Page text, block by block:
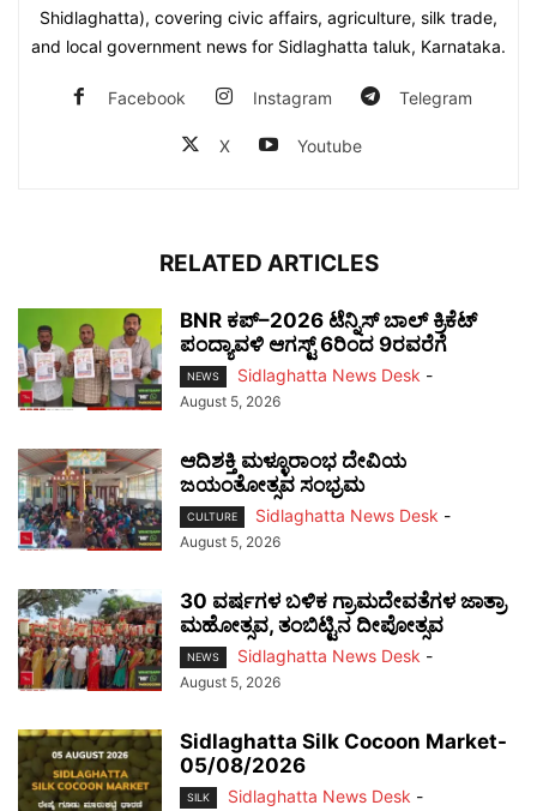
Shidlaghatta), covering civic affairs, agriculture, silk trade,
and local government news for Sidlaghatta taluk, Karnataka.
Facebook Instagram Telegram
X Youtube
RELATED ARTICLES
BNR ಕಪ್–2026 ಟೆನ್ನಿಸ್ ಬಾಲ್ ಕ್ರಿಕೆಟ್
ಪಂದ್ಯಾವಳಿ ಆಗಸ್ಟ್ 6ರಿಂದ 9ರವರೆಗೆ
NEWS Sidlaghatta News Desk -
August 5, 2026
ಆದಿಶಕ್ತಿ ಮಳ್ಳೂರಾಂಭ ದೇವಿಯ
ಜಯಂತೋತ್ಸವ ಸಂಭ್ರಮ
CULTURE Sidlaghatta News Desk -
August 5, 2026
30 ವರ್ಷಗಳ ಬಳಿಕ ಗ್ರಾಮದೇವತೆಗಳ ಜಾತ್ರಾ
ಮಹೋತ್ಸವ, ತಂಬಿಟ್ಟಿನ ದೀಪೋತ್ಸವ
NEWS Sidlaghatta News Desk -
August 5, 2026
Sidlaghatta Silk Cocoon Market-
05/08/2026
SILK Sidlaghatta News Desk -